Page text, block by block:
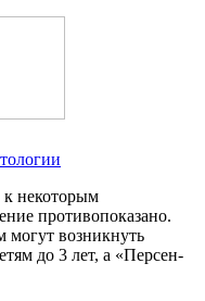
некоторым
противопоказано.
могут возникнуть
до 3 лет, а «Персен-